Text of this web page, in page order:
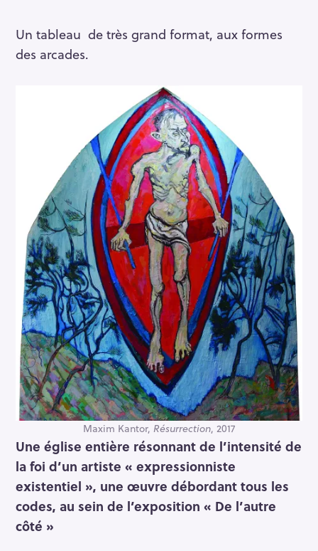
Un tableau de très grand format, aux formes
des arcades.
Maxim Kantor, Résurrection, 2017
Une église entière résonnant de l’intensité de
la foi d’un artiste « expressionniste
existentiel », une œuvre débordant tous les
codes, au sein de l’exposition « De l’autre
côté »